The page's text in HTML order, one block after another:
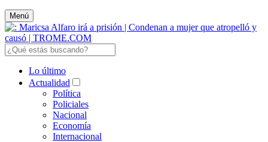
Menú
Lo último
Actualidad
Política
Policiales
Nacional
Economía
Internacional